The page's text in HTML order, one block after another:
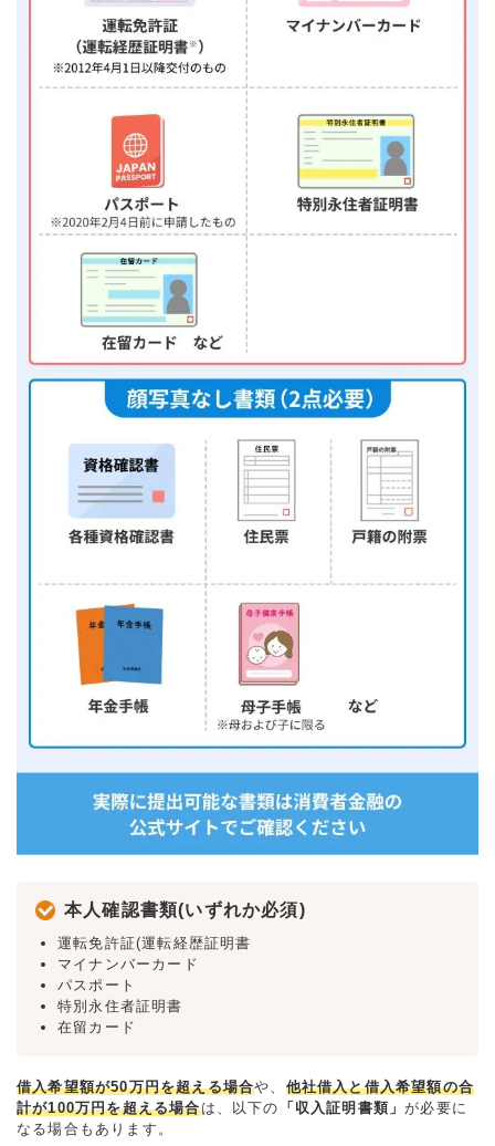
本人確認書類(いずれか必須)
運転免許証(運転経歴証明書
マイナンバーカード
パスポート
特別永住者証明書
在留カード
借入希望額が50万円を超える場合や、 他社借入と借入希望額の合
計が100万円を超える場合は、以下の 「収入証明書類」が必要に
なる場合もあります。